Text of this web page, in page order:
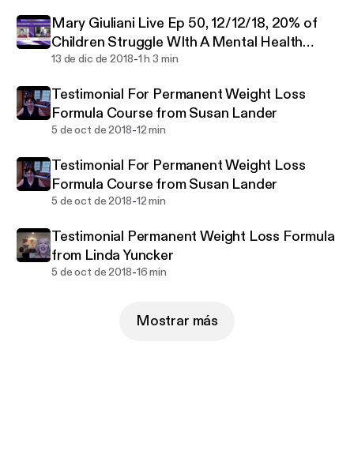
Mary Giuliani Live Ep 50, 12/12/18, 20% of
Children Struggle WIth A Mental Health
Disorder?
13 de dic de 2018-1 h 3 min
Testimonial For Permanent Weight Loss
Formula Course from Susan Lander
5 de oct de 2018-12 min
Testimonial For Permanent Weight Loss
Formula Course from Susan Lander
5 de oct de 2018-12 min
Testimonial Permanent Weight Loss Formula
from Linda Yuncker
5 de oct de 2018-16 min
Mostrar más